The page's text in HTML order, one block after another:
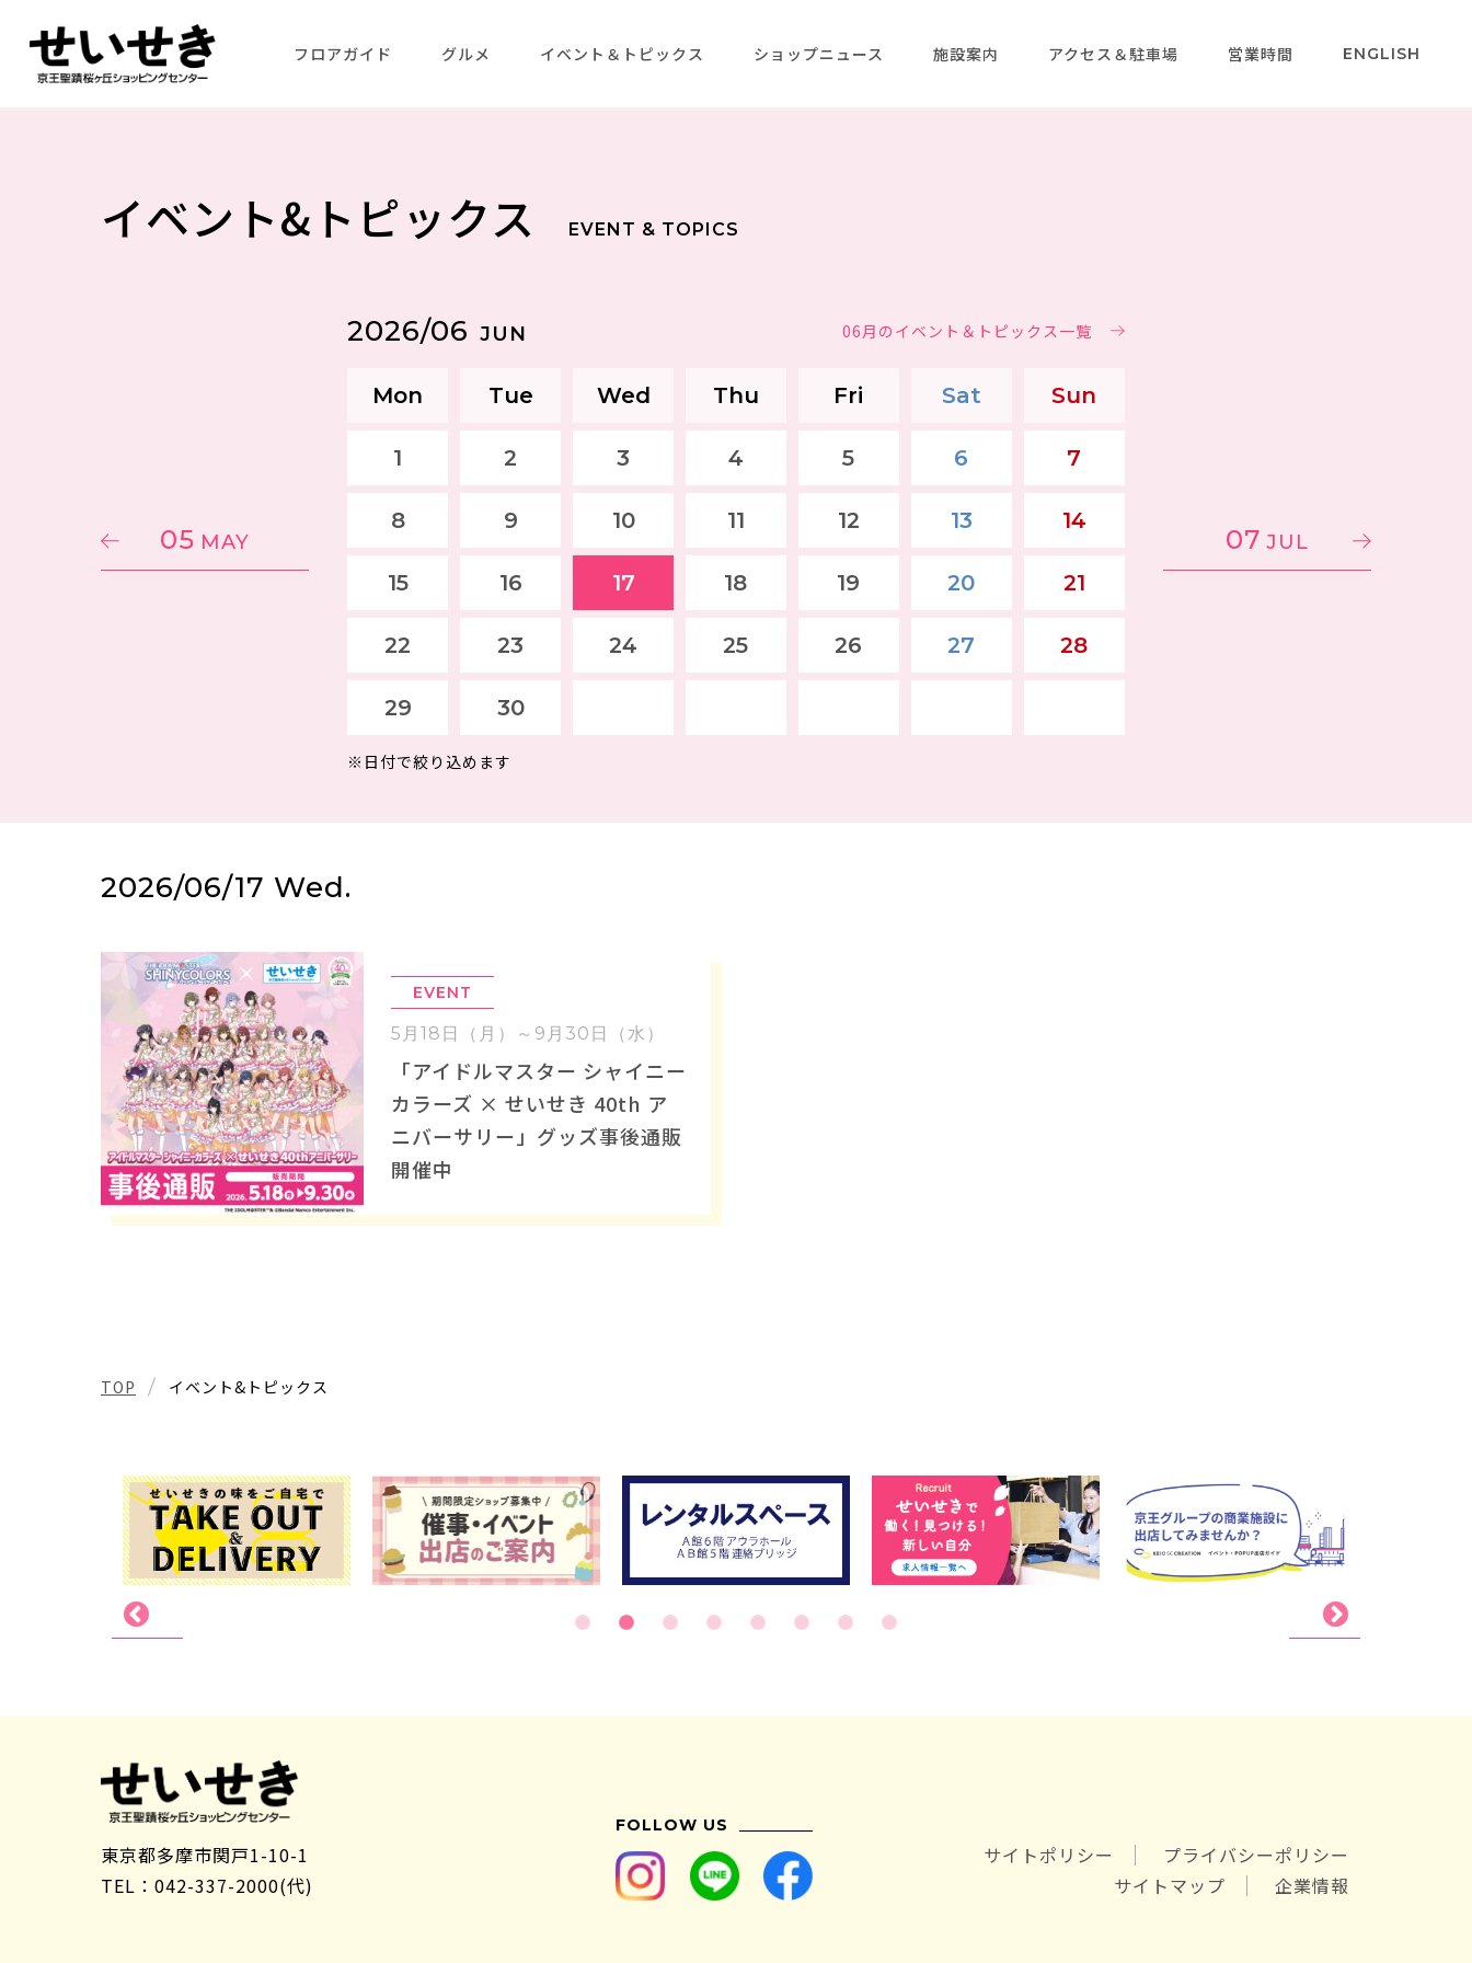
フロアガイド グルメ イベント＆トピックス ショップニュース 施設案内 アクセス＆駐車場 営業時間 ENGLISH
イベント&トピックス EVENT & TOPICS
05 MAY
2026/06 JUN 06月のイベント＆トピックス一覧
Mon Tue Wed Thu Fri Sat Sun
1 2 3 4 5 6 7
8 9 10 11 12 13 14
15 16 17 18 19 20 21
22 23 24 25 26 27 28
29 30
※日付で絞り込めます
07 JUL
2026/06/17 Wed.
EVENT
5月18日（月）～9月30日（水）
「アイドルマスター シャイニー
カラーズ × せいせき 40th ア
ニバーサリー」グッズ事後通販
開催中
TOP イベント&トピックス
東京都多摩市関戸1-10-1
TEL：042-337-2000(代)
FOLLOW US
サイトポリシー
プライバシーポリシー
サイトマップ
企業情報